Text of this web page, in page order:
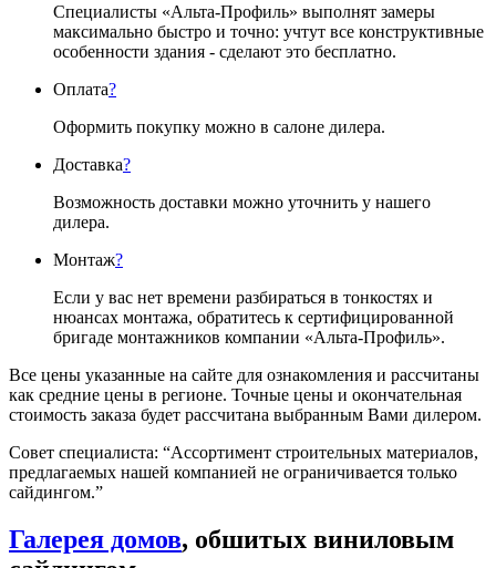
Специалисты «Альта-Профиль» выполнят замеры
максимально быстро и точно: учтут все конструктивные
особенности здания - сделают это бесплатно.
Оплата?
Оформить покупку можно в салоне дилера.
Доставка?
Возможность доставки можно уточнить у нашего
дилера.
Монтаж?
Если у вас нет времени разбираться в тонкостях и
нюансах монтажа, обратитесь к сертифицированной
бригаде монтажников компании «Альта-Профиль».
Все цены указанные на сайте для ознакомления и рассчитаны
как средние цены в регионе. Точные цены и окончательная
стоимость заказа будет рассчитана выбранным Вами дилером.
Совет специалиста: “Ассортимент строительных материалов,
предлагаемых нашей компанией не ограничивается только
сайдингом.”
Галерея домов, обшитых виниловым